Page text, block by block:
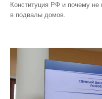
Конституция РФ и почему не
в подвалы домов.